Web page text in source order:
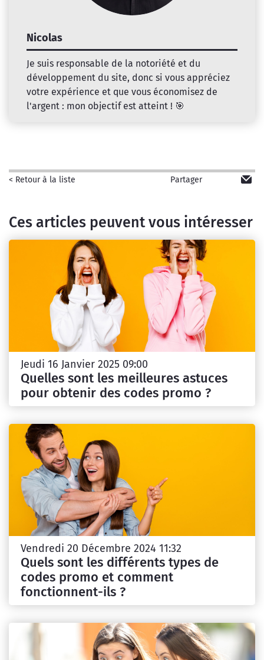
Nicolas
Je suis responsable de la notoriété et du
développement du site, donc si vous appréciez
votre expérience et que vous économisez de
l'argent : mon objectif est atteint ! 🎯
< Retour à la liste Partager
Ces articles peuvent vous intéresser
Jeudi 16 Janvier 2025 09:00
Quelles sont les meilleures astuces
pour obtenir des codes promo ?
Vendredi 20 Décembre 2024 11:32
Quels sont les différents types de
codes promo et comment
fonctionnent-ils ?